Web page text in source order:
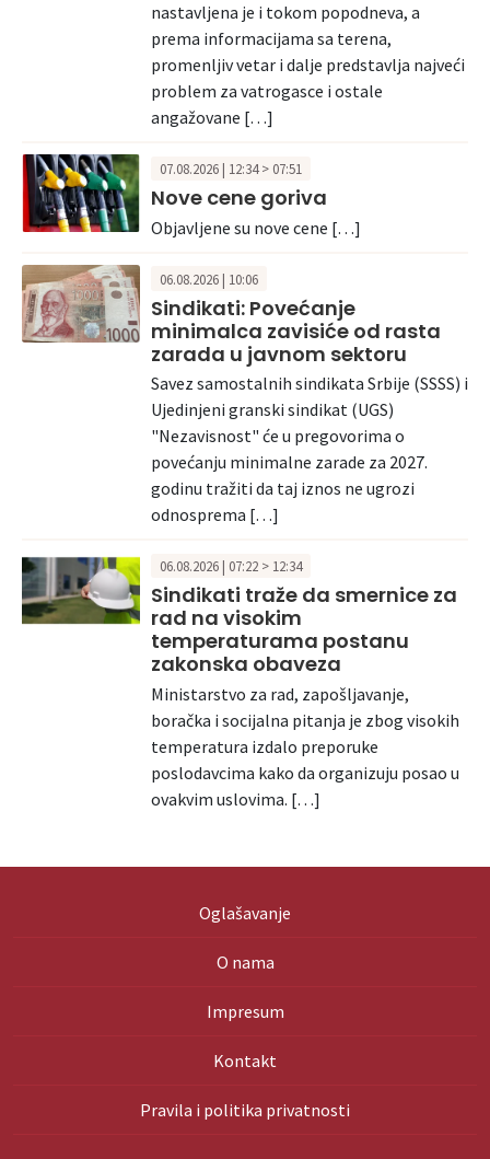
nastavljena je i tokom popodneva, a
prema informacijama sa terena,
promenljiv vetar i dalje predstavlja najveći
problem za vatrogasce i ostale
angažovane […]
07.08.2026 | 12:34 > 07:51
Nove cene goriva
Objavljene su nove cene […]
06.08.2026 | 10:06
Sindikati: Povećanje
minimalca zavisiće od rasta
zarada u javnom sektoru
Savez samostalnih sindikata Srbije (SSSS) i
Ujedinjeni granski sindikat (UGS)
"Nezavisnost" će u pregovorima o
povećanju minimalne zarade za 2027.
godinu tražiti da taj iznos ne ugrozi
odnosprema […]
06.08.2026 | 07:22 > 12:34
Sindikati traže da smernice za
rad na visokim
temperaturama postanu
zakonska obaveza
Ministarstvo za rad, zapošljavanje,
boračka i socijalna pitanja je zbog visokih
temperatura izdalo preporuke
poslodavcima kako da organizuju posao u
ovakvim uslovima. […]
Oglašavanje
O nama
Impresum
Kontakt
Pravila i politika privatnosti